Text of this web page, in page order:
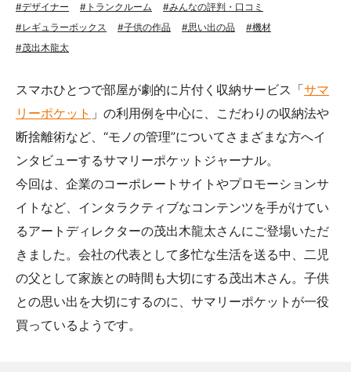
お知らせ・メディア情報
ご利用者の声
企業様へ
デザイナー
トランクルーム
みんなの評判・口コミ
レギュラーボックス
子供の作品 思い出の品
機材
茂出木龍太
スマホひとつで部屋が劇的に片付く収納サービス「サマ
リーポケット 」の利用例を中心に、こだわりの収納法や
断捨離術など、“モノの管理”についてさまざまな方へイ
ンタビューするサマリーポケットジャーナル。
今回は、企業のコーポレートサイトやプロモーションサ
イトなど、インタラクティブなコンテンツを手がけてい
るアートディレクターの茂出木龍太さんにご登場いただ
きました。会社の代表として多忙な生活を送る中、二児
の父として家族との時間も大切にする茂出木さん。子供
との思い出を大切にするのに、サマリーポケットが一役
買っているようです。